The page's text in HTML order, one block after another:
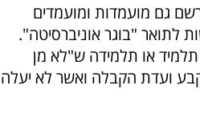
גם מועמדות ומועמדים
לתואר "בוגר אוניברסיטה".
או תלמידה ש"לא מן
ועדת הקבלה ואשר לא יעלה